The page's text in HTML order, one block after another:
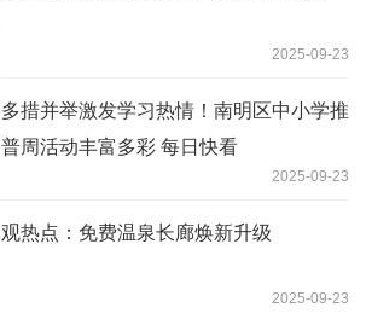
2025-09-23
多措并举激发学习热情！南明区中小学推
普周活动丰富多彩 每日快看
2025-09-23
观热点：免费温泉长廊焕新升级
2025-09-23